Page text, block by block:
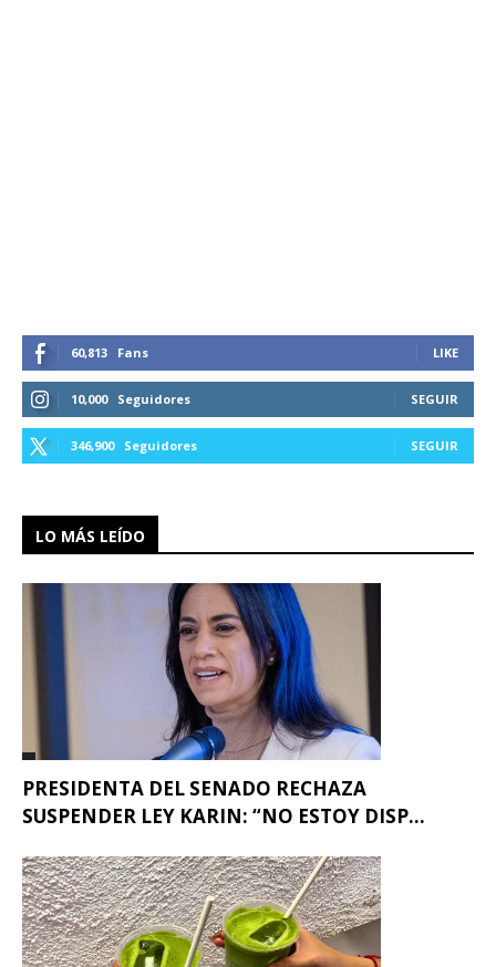
60,813 Fans LIKE
10,000 Seguidores SEGUIR
346,900 Seguidores SEGUIR
LO MÁS LEÍDO
PRESIDENTA DEL SENADO RECHAZA
SUSPENDER LEY KARIN: “NO ESTOY DISP...